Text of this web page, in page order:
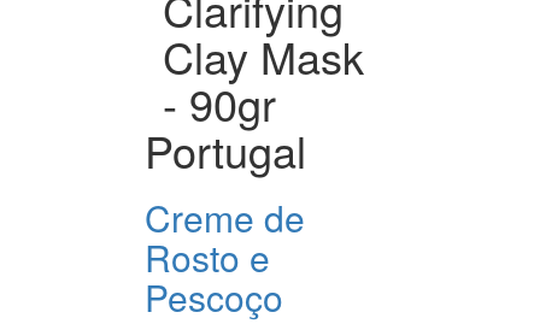
Clay Mask
- 90gr
Portugal
Creme de
Rosto e
Pescoço